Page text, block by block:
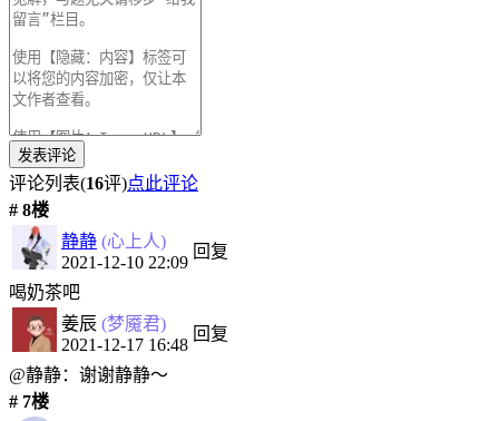
评论列表(16评)点此评论
# 8楼
静静 (心上人)
2021-12-10 22:09
回复
喝奶茶吧
姜辰 (梦魇君)
2021-12-17 16:48
回复
@静静：谢谢静静～
# 7楼